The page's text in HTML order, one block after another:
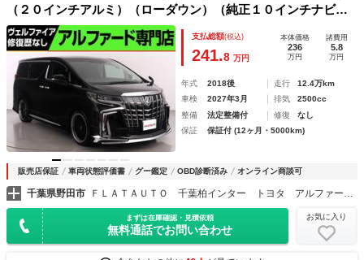
（２０インチアルミ）（ローダウン）（純正１０インチナビ）
後席モニター プリクラッシュ レーダクルーズ ＬＴＡ ８
人乗り 両側電動スライドドア クリアランスソナー ＥＴＣ
支払総額(税込)
241.8 万円
本体価格
236
万円
諸費用
5.8
万円
年式 2018後 走行
12.4万km
車検
2027年3月 排気
2500cc
整備
法定整備付 修復
なし
保証
保証付 (12ヶ月・5000km)
販売店保証 車両状態評価書 グー鑑定 OBD診断済み オンライン商談可
千葉県野田市 ＦＬＡＴＡＵＴＯ 千葉柏インター トヨタ アルファード・ヴェルファイア修復歴なし専門店
まずは在庫確認・見積依頼
無料通話でお問い合わせ
お気に入り